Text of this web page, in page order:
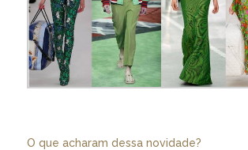
O que acharam dessa novidade?